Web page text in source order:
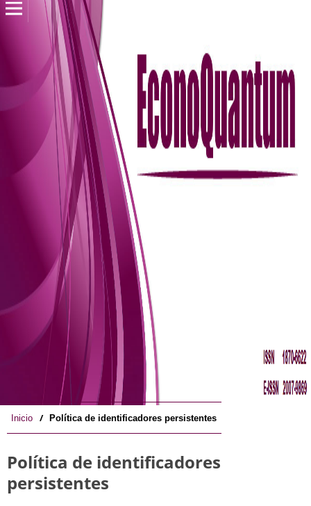
Inicio / Política de identificadores persistentes
Política de identificadores
persistentes